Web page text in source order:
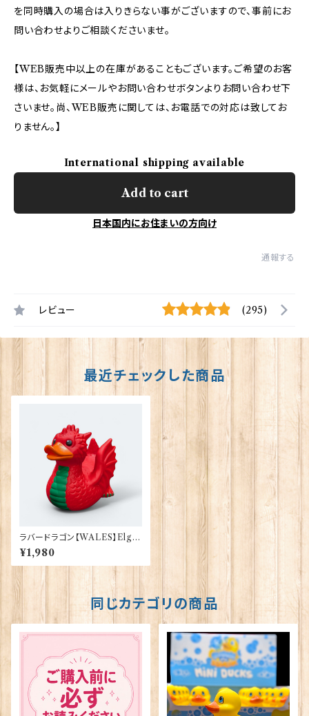
を同時購入の場合は入りきらない事がございますので、事前にお
問い合わせよりご相談くださいませ。
【WEB販売中以上の在庫があることもございます。ご希望のお客
様は、お気軽にメールやお問い合わせボタンよりお問い合わせ下
さいませ。尚、WEB販売に関しては、お電話での対応は致してお
りません。】
International shipping available
Add to cart
日本国内にお住まいの方向け
通報する
レビュー (295)
最近チェックした商品
ラバードラゴン【WALES】Elgat
e Products 90385
¥1,980
同じカテゴリの商品